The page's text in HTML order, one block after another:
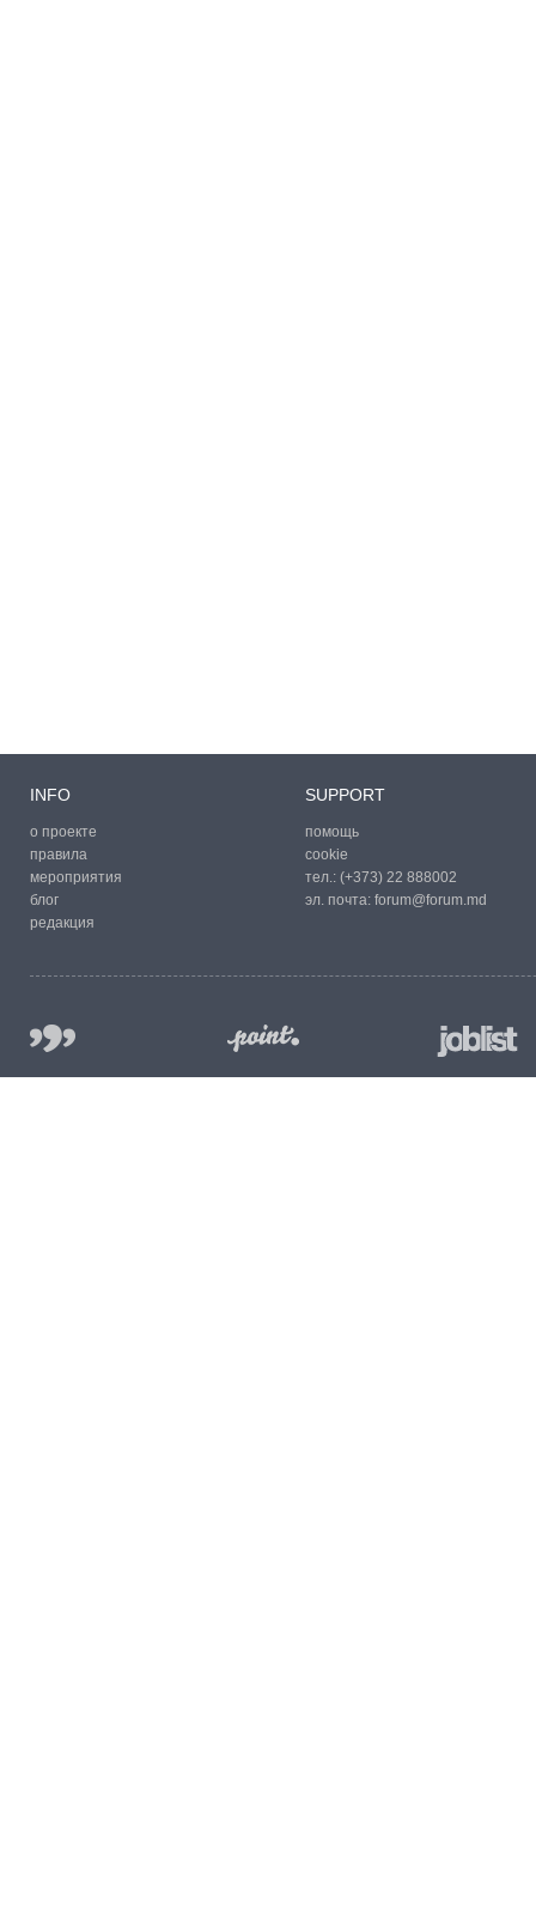
INFO
о проекте
правила
мероприятия
блог
редакция
SUPPORT
помощь
cookie
тел.: (+373) 22 888002
эл. почта: forum@forum.md